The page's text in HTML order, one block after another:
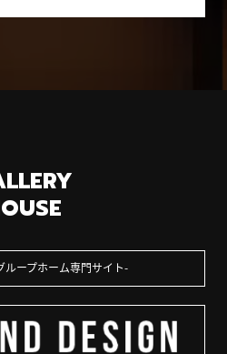
ループホーム専門サイト